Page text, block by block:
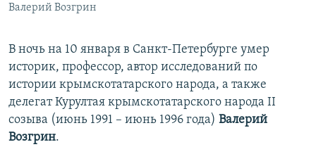
Все сайты RFE/RL
Валерий Возгрин
В ночь на 10 января в Санкт-Петербурге умер
историк, профессор, автор исследований по
истории крымскотатарского народа, а также
делегат Курултая крымскотатарского народа II
созыва (июнь 1991 – июнь 1996 года) Валерий
Возгрин.